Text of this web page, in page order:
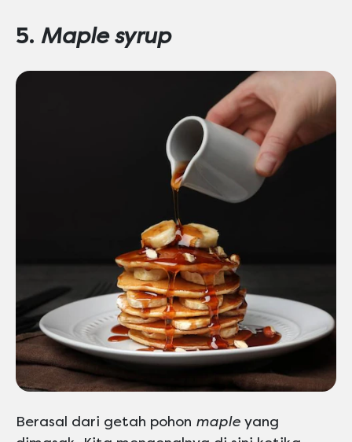
5. Maple syrup
Berasal dari getah pohon maple yang